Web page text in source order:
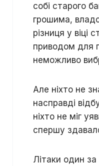
собі старого
грошима,
різниця у
приводом для
неможливо
Але ніхто не
насправді
ніхто не міг
спершу
Літаки один